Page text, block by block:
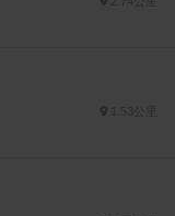
1.53公里